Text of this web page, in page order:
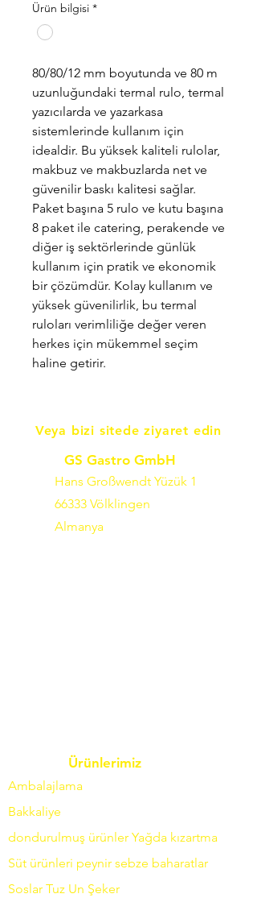
Ürün bilgisi *
80/80/12 mm boyutunda ve 80 m
uzunluğundaki termal rulo, termal
yazıcılarda ve yazarkasa
sistemlerinde kullanım için
idealdir. Bu yüksek kaliteli rulolar,
makbuz ve makbuzlarda net ve
güvenilir baskı kalitesi sağlar.
Paket başına 5 rulo ve kutu başına
8 paket ile catering, perakende ve
diğer iş sektörlerinde günlük
kullanım için pratik ve ekonomik
bir çözümdür. Kolay kullanım ve
yüksek güvenilirlik, bu termal
ruloları verimliliğe değer veren
herkes için mükemmel seçim
haline getirir.
Veya bizi sitede ziyaret edin
GS Gastro GmbH
Hans Großwendt Yüzük 1
66333 Völklingen
Almanya
Ürünlerimiz
Ambalajlama
Bakkaliye
dondurulmuş ürünler Yağda kızartma
Süt ürünleri peynir sebze baharatlar
Soslar Tuz Un Şeker